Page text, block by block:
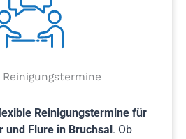
Reinigungstermine für
und Flure in Bruchsal . Ob